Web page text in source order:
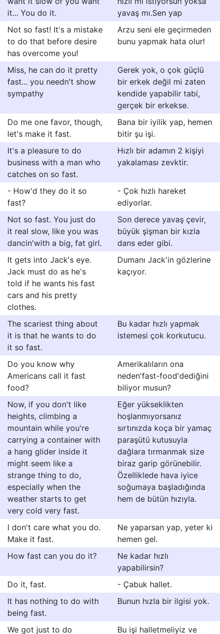
it... You do it.
yavaş mı.Sen yap
Not so fast! It's a mistake
to do that before desire
has overcome you!
Arzu seni ele geçirmeden
bunu yapmak hata olur!
Miss, he can do it pretty
fast... you needn't show
sympathy
Gerek yok, o çok güçlü
bir erkek değil mi zaten
kendide yapabilir tabi,
gerçek bir erkekse.
Do me one favor, though,
let's make it fast.
Bana bir iyilik yap, hemen
bitir şu işi.
It's a pleasure to do
business with a man who
catches on so fast.
Hızlı bir adamın 2 kişiyi
yakalaması zevktir.
- How'd they do it so
fast?
- Çok hızlı hareket
ediyorlar.
Not so fast. You just do
it real slow, like you was
dancin'with a big, fat girl.
Son derece yavaş çevir,
büyük şişman bir kızla
dans eder gibi.
It gets into Jack's eye.
Jack must do as he's
told if he wants his fast
cars and his pretty
clothes.
Dumanı Jack'in gözlerine
kaçıyor.
The scariest thing about
it is that he wants to do
it so fast.
Bu kadar hızlı yapmak
istemesi çok korkutucu.
Do you know why
Americans call it fast
food?
Amerikalıların ona
neden'fast-food'dediğini
biliyor musun?
Now, if you don't like
heights, climbing a
mountain while you're
carrying a container with
a hang glider inside it
might seem like a
strange thing to do,
especially when the
weather starts to get
very cold very fast.
Eğer yükseklikten
hoşlanmıyorsanız
sırtınızda koça bir yamaç
paraşütü kutusuyla
dağlara tırmanmak size
biraz garip görünebilir.
Özelliklede hava iyice
soğumaya başladığında
hem de bütün hızıyla.
I don't care what you do.
Make it fast.
Ne yaparsan yap, yeter ki
hemen gel.
How fast can you do it?
Ne kadar hızlı
yapabilirsin?
Do it, fast.
- Çabuk hallet.
It has nothing to do with
being fast.
Bunun hızla bir ilgisi yok.
We got just to do
Bu işi halletmeliyiz ve